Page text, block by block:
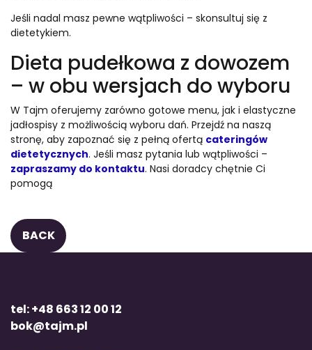
Jeśli nadal masz pewne wątpliwości – skonsultuj się z
dietetykiem.
Dieta pudełkowa z dowozem
– w obu wersjach do wyboru
W Tajm oferujemy zarówno gotowe menu, jak i elastyczne
jadłospisy z możliwością wyboru dań. Przejdź na naszą
stronę, aby zapoznać się z pełną ofertą cateringów
dietetycznych. Jeśli masz pytania lub wątpliwości –
zapraszamy do kontaktu. Nasi doradcy chętnie Ci
pomogą
BACK
tel: +48 663 12 00 12
bok@tajm.pl